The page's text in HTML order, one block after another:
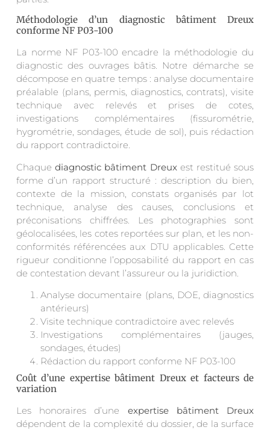
Méthodologie d’un diagnostic bâtiment Dreux
conforme NF P03-100
La norme NF P03-100 encadre la méthodologie du
diagnostic des ouvrages bâtis. Notre démarche se
décompose en quatre temps : analyse documentaire
préalable (plans, permis, diagnostics, contrats), visite
technique avec relevés et prises de cotes,
investigations complémentaires (fissurométrie,
hygrométrie, sondages, étude de sol), puis rédaction
du rapport contradictoire.
Chaquediagnostic bâtiment Dreuxest restitué sous
forme d’un rapport structuré : description du bien,
contexte de la mission, constats organisés par lot
technique, analyse des causes, conclusions et
préconisations chiffrées. Les photographies sont
géolocalisées, les cotes reportées sur plan, et les non-
conformités référencées aux DTU applicables. Cette
rigueur conditionne l’opposabilité du rapport en cas
de contestation devant l’assureur ou la juridiction.
Analyse documentaire (plans, DOE, diagnostics
antérieurs)
Visite technique contradictoire avec relevés
Investigations complémentaires (jauges,
sondages, études)
Rédaction du rapport conforme NF P03-100
Coût d’une expertise bâtiment Dreux et facteurs de
variation
Les honoraires d’une expertise bâtiment Dreux
dépendent de la complexité du dossier, de la surface